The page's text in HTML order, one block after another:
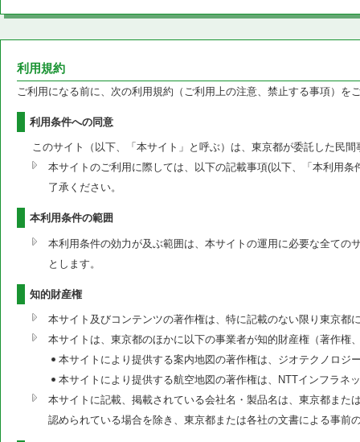
利用規約
ご利用になる前に、次の利用規約（ご利用上の注意、禁止する事項）を
利用条件への同意
このサイト（以下、「本サイト」と呼ぶ）は、東京都が委託した民
本サイトのご利用に際しては、以下の記載事項(以下、「本利用
了承ください。
本利用条件の範囲
本利用条件の効力が及ぶ範囲は、本サイトの運用に必要な全て
とします。
知的財産権
本サイト及びコンテンツの著作権は、特に記載のない限り東京
本サイトは、東京都のほかに以下の事業者が知的財産権（著作権
本サイトにより提供する案内地図の著作権は、ジオテクノロジ
本サイトにより提供する航空地図の著作権は、NTTインフラネ
本サイトに記載、掲載されている会社名・製品名は、東京都ま
認められている場合を除き、東京都または各社の文書による事前